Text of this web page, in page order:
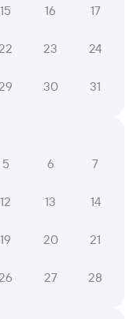
15 16 17
23 24
30 31
5 6 7
12 13 14
19 20 21
27 28